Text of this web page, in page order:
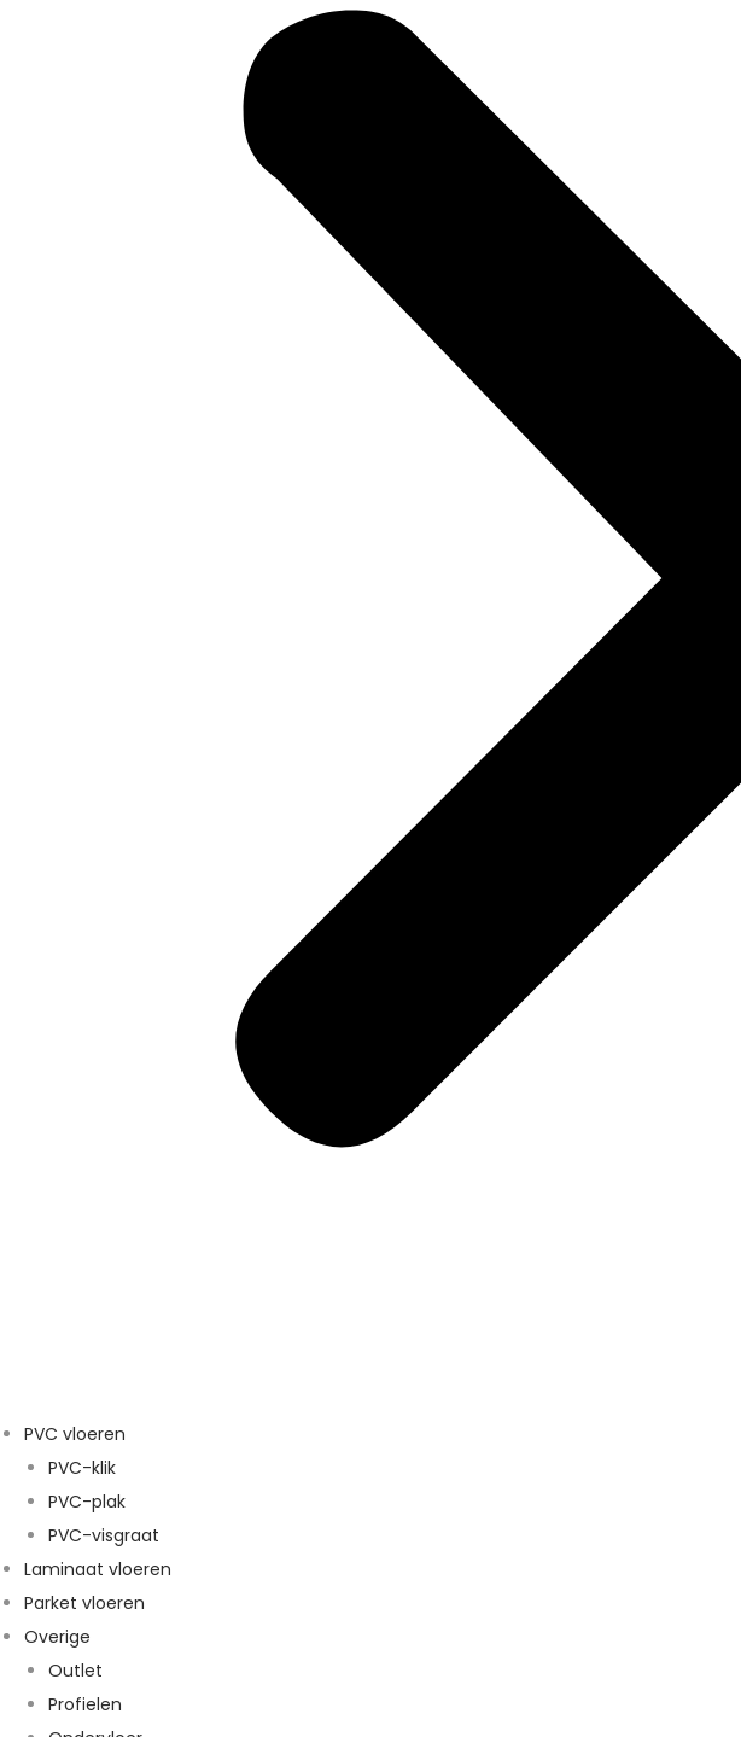
PVC vloeren
PVC-klik
PVC-plak
PVC-visgraat
Laminaat vloeren
Parket vloeren
Overige
Outlet
Profielen